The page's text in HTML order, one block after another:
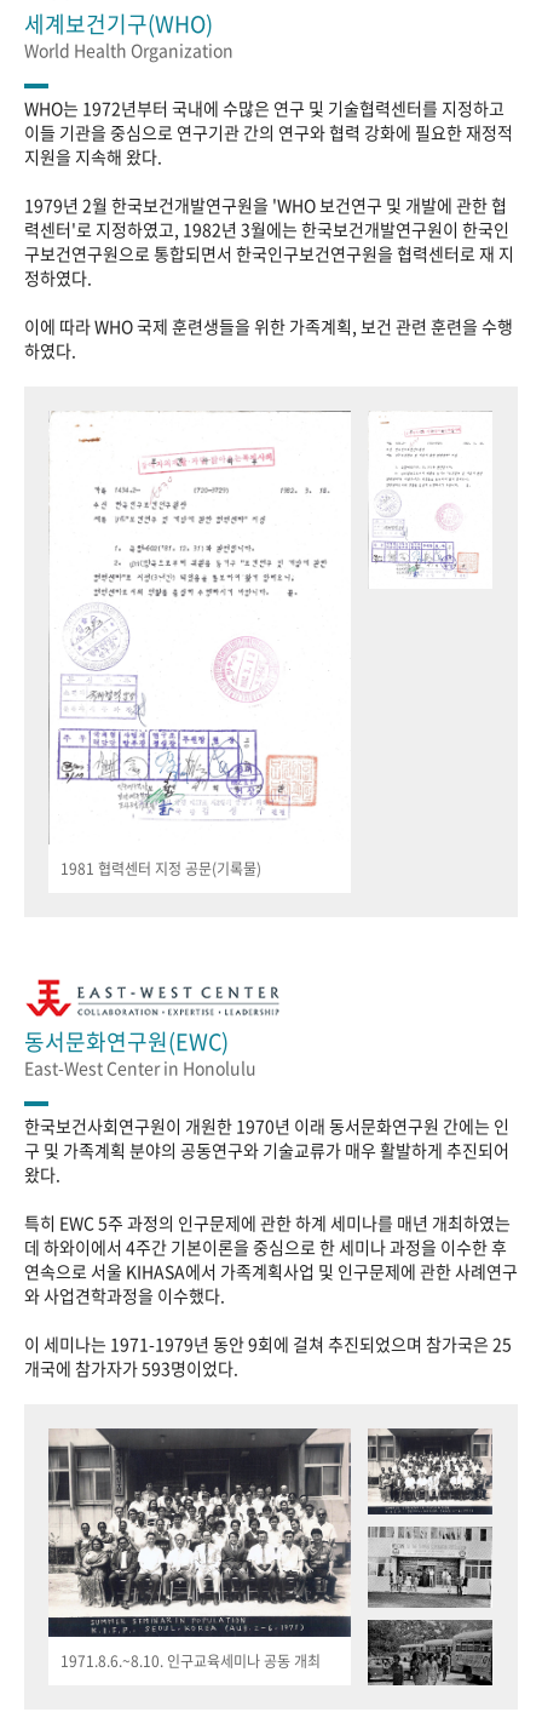
세계보건기구(WHO)
World Health Organization
WHO는 1972년부터 국내에 수많은 연구 및 기술협력센터를 지정하고
이들 기관을 중심으로 연구기관 간의 연구와 협력 강화에 필요한 재정적
지원을 지속해 왔다.
1979년 2월 한국보건개발연구원을 'WHO 보건연구 및 개발에 관한 협
력센터'로 지정하였고, 1982년 3월에는 한국보건개발연구원이 한국인
구보건연구원으로 통합되면서 한국인구보건연구원을 협력센터로 재 지
정하였다.
이에 따라 WHO 국제 훈련생들을 위한 가족계획, 보건 관련 훈련을 수행
하였다.
1981 협력센터 지정 공문(기록물)
동서문화연구원(EWC)
East-West Center in Honolulu
한국보건사회연구원이 개원한 1970년 이래 동서문화연구원 간에는 인
구 및 가족계획 분야의 공동연구와 기술교류가 매우 활발하게 추진되어
왔다.
특히 EWC 5주 과정의 인구문제에 관한 하계 세미나를 매년 개최하였는
데 하와이에서 4주간 기본이론을 중심으로 한 세미나 과정을 이수한 후
연속으로 서울 KIHASA에서 가족계획사업 및 인구문제에 관한 사례연구
와 사업견학과정을 이수했다.
이 세미나는 1971-1979년 동안 9회에 걸쳐 추진되었으며 참가국은 25
개국에 참가자가 593명이었다.
1971.8.6.~8.10. 인구교육세미나 공동 개최